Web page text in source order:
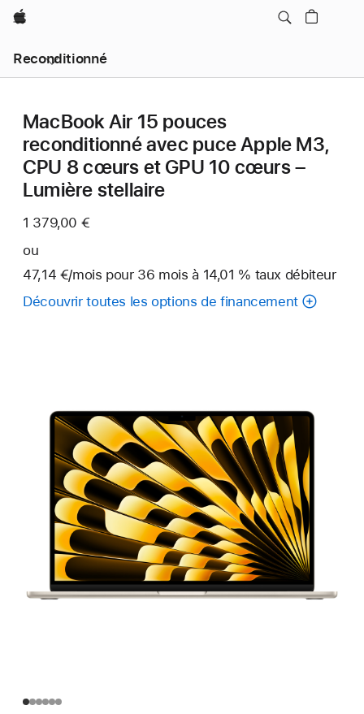
Apple
Reconditionné
MacBook Air 15 pouces
reconditionné avec puce Apple M3,
CPU 8 cœurs et GPU 10 cœurs –
Lumière stellaire
1 379,00 €
ou
47,14 €/mois par
mois
pour 36 mois mois
à 14,01 % taux débiteur
Découvrir toutes les options de financement